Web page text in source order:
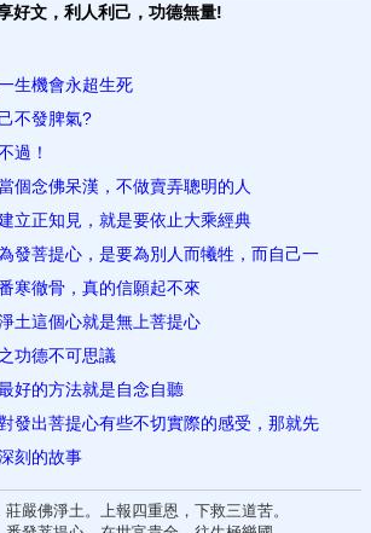
好文，利人利己，功德無量!
生機會永超生死
不發脾氣?
過！
個念佛呆漢，不做賣弄聰明的人
立正知見，就是要依止大乘經典
發菩提心，是要為別人而犧牲，而自己一
寒徹骨，真的信願起不來
土這個心就是無上菩提心
功德不可思議
好的方法就是自念自聽
發出菩提心有些不切實際的感受，那就先
刻的故事
嚴佛淨土。上報四重恩，下救三道苦。